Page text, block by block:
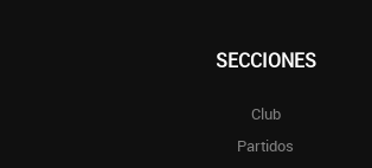
SECCIONES
Club
Partidos